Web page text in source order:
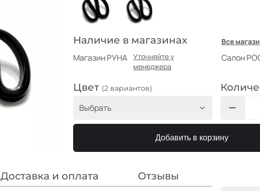
Наличие в магазинах Все
Магазин РУНА
Уточняйте у
менеджера
Салон
Цвет (2 вариантов)
Выбрать
Чёрный матовый
Оксид 2,5х1,5см 2400000095163
Добавить в корзину
Доставка и оплата Отзывы